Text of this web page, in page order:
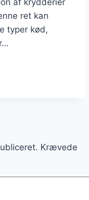
ret kan
typer kød,
Krævede